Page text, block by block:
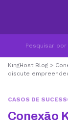
KingHost Blog >
discute
CASOS DE
Conexão